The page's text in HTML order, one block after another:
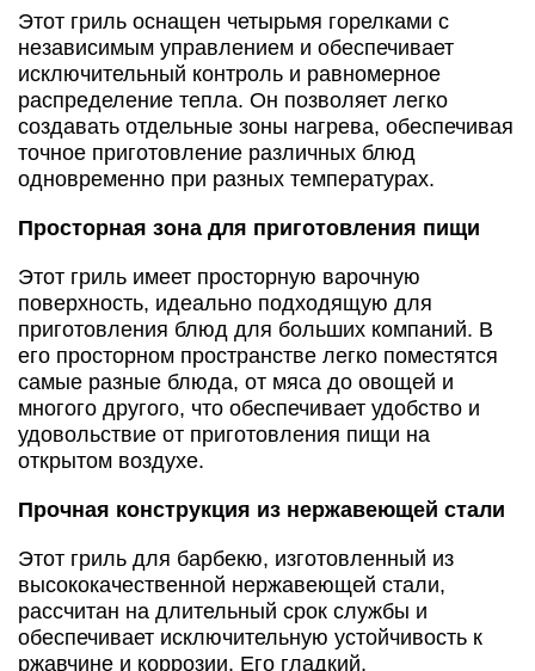
Этот гриль оснащен четырьмя горелками с
независимым управлением и обеспечивает
исключительный контроль и равномерное
распределение тепла. Он позволяет легко
создавать отдельные зоны нагрева, обеспечивая
точное приготовление различных блюд
одновременно при разных температурах.
Просторная зона для приготовления пищи
Этот гриль имеет просторную варочную
поверхность, идеально подходящую для
приготовления блюд для больших компаний. В
его просторном пространстве легко поместятся
самые разные блюда, от мяса до овощей и
многого другого, что обеспечивает удобство и
удовольствие от приготовления пищи на
открытом воздухе.
Прочная конструкция из нержавеющей стали
Этот гриль для барбекю, изготовленный из
высококачественной нержавеющей стали,
рассчитан на длительный срок службы и
обеспечивает исключительную устойчивость к
ржавчине и коррозии. Его гладкий,